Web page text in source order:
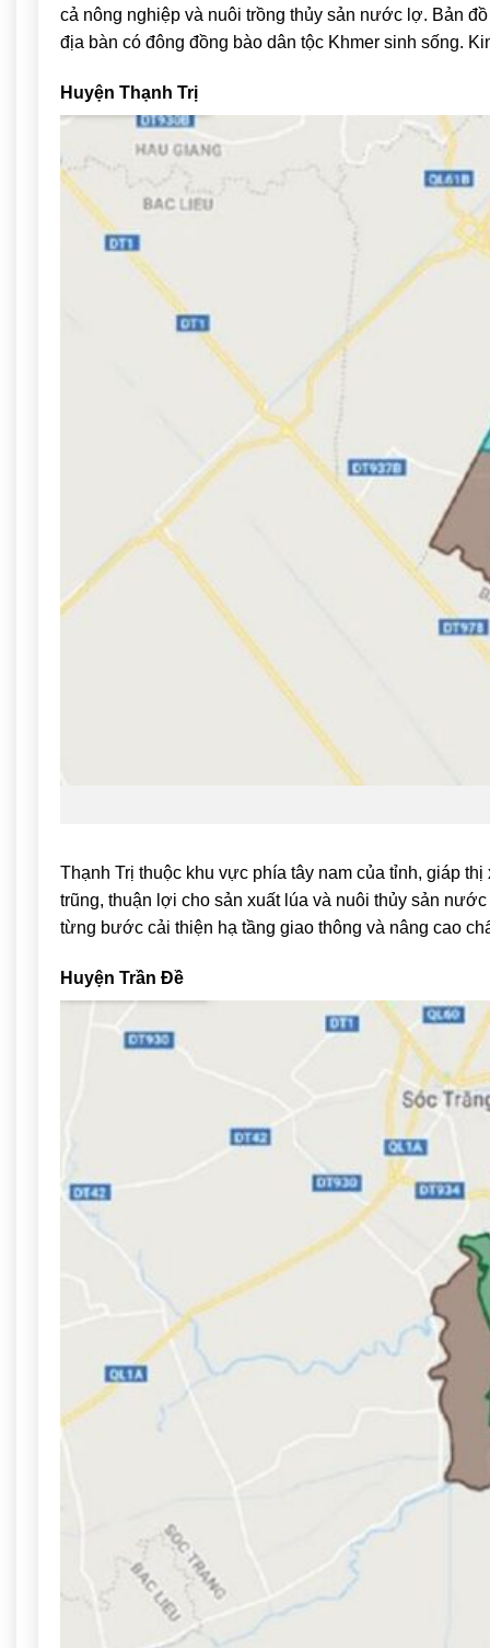
cả nông nghiệp và nuôi trồng thủy sản nước lợ. Bản
địa bàn có đông đồng bào dân tộc Khmer sinh sống.
Huyện Thạnh Trị
Thạnh Trị thuộc khu vực phía tây nam của tỉnh, giáp
trũng, thuận lợi cho sản xuất lúa và nuôi thủy sản
từng bước cải thiện hạ tầng giao thông và nâng cao
Huyện Trần Đề